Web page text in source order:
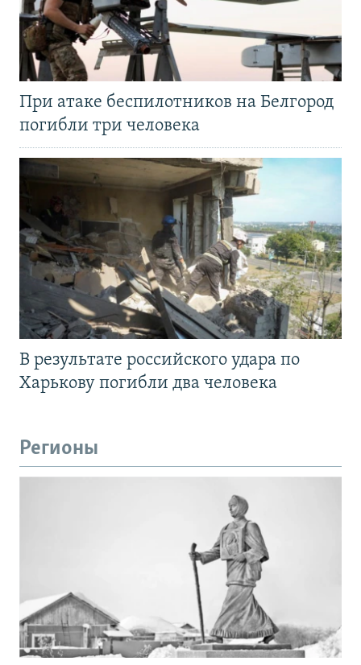
При атаке беспилотников на Белгород
погибли три человека
В результате российского удара по
Харькову погибли два человека
Регионы